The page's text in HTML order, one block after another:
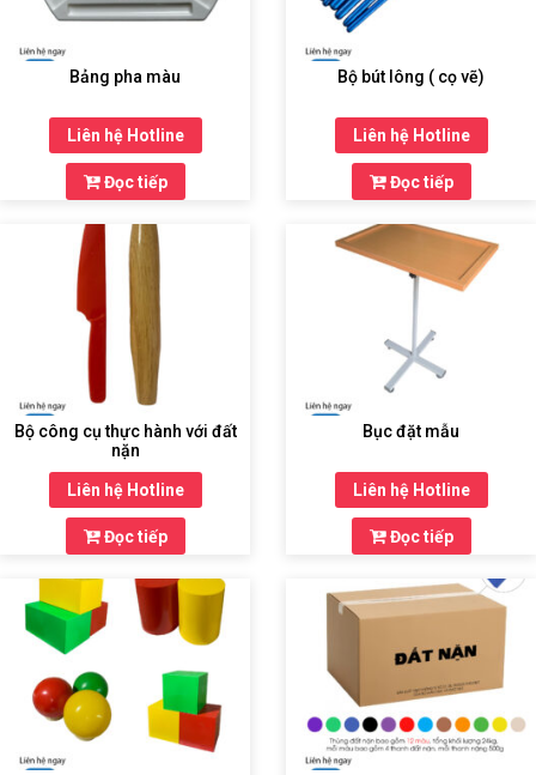
THCS
THIẾT
Bảng pha màu
Liên hệ Hotline
Đọc tiếp
Bộ bút lông ( cọ vẽ)
Liên hệ Hotline
Đọc tiếp
Bộ công cụ thực hành với đất
nặn
Liên hệ Hotline
Đọc tiếp
Bục đặt mẫu
Liên hệ Hotline
Đọc tiếp